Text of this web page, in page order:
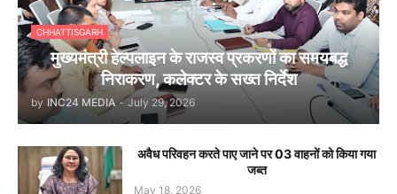
CHHATTISGARH
मुख्यमंत्री हेल्पलाइन के राजस्व प्रकरणों का समयबद्ध
निराकरण, कलेक्टर के सख्त निर्देश
by INC24 MEDIA - July 29, 2026
अवैध परिवहन करते पाए जाने पर 03 वाहनों को किया गया
जब्त
May 18, 2026